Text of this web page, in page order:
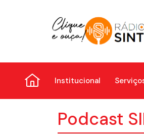
Institucional
Podcast